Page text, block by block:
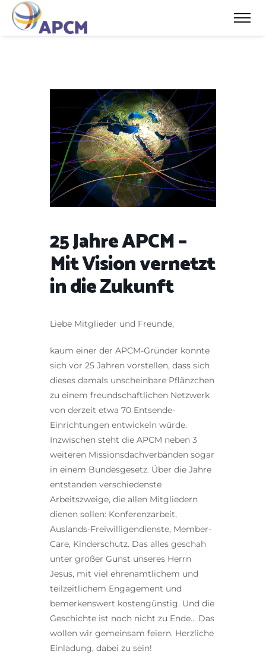
25 Jahre APCM –
Mit Vision vernetzt
in die Zukunft
Liebe Mitglieder und Freunde,
kaum einer der APCM-Gründer konnte
sich vor 25 Jahren vorstellen, dass sich
dieses damals unscheinbare Pflänzchen
zu einem freundschaftlichen Netzwerk
von derzeit etwa 70 Entsende-
Einrichtungen entwickeln würde.
Inzwischen steht die APCM neben 3
weiteren Missionsdachverbänden sogar
in einem Bundesgesetz. Über die Jahre
entstanden verschiedenste
Arbeitszweige, die allen Mitgliedern
dienen sollen: Konferenzarbeit,
Auslands-Freiwilligendienste, Member-
Care, Kinderschutz. Das alles geschah
unter großer Gunst unseres Herrn
Jesus, mit viel ehrenamtlichem und
teilzeitlichem Engagement und
bemerkenswert kostengünstig. Und die
Geschichte ist noch nicht zu Ende… Das
wollen wir gemeinsam feiern. Herzliche
Einladung, dabei zu sein!